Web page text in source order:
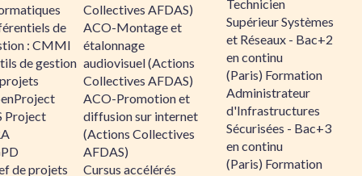
de
: CMMI
de gestion
Project
de projets
Collectives AFDAS)
ACO-Montage et
étalonnage
audiovisuel (Actions
Collectives AFDAS)
ACO-Promotion et
diffusion sur internet
(Actions Collectives
AFDAS)
Cursus accélérés
Technicien
Supérieur Systèmes
et Réseaux - Bac+2
en continu
(Paris) Formation
Administrateur
d'Infrastructures
Sécurisées - Bac+3
en continu
(Paris) Formation